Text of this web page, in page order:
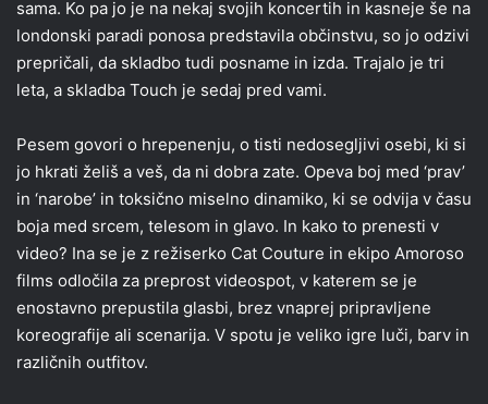
sama. Ko pa jo je na nekaj svojih koncertih in kasneje še na
londonski paradi ponosa predstavila občinstvu, so jo odzivi
prepričali, da skladbo tudi posname in izda. Trajalo je tri
leta, a skladba Touch je sedaj pred vami.
Pesem govori o hrepenenju, o tisti nedosegljivi osebi, ki si
jo hkrati želiš a veš, da ni dobra zate. Opeva boj med ‘prav’
in ‘narobe’ in toksično miselno dinamiko, ki se odvija v času
boja med srcem, telesom in glavo. In kako to prenesti v
video? Ina se je z režiserko Cat Couture in ekipo Amoroso
films odločila za preprost videospot, v katerem se je
enostavno prepustila glasbi, brez vnaprej pripravljene
koreografije ali scenarija. V spotu je veliko igre luči, barv in
različnih outfitov.